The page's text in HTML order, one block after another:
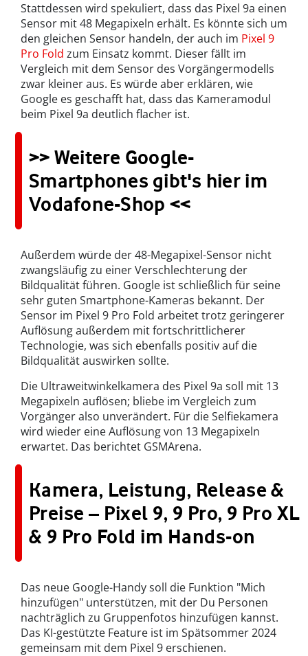
Stattdessen wird spekuliert, dass das Pixel 9a einen
Sensor mit 48 Megapixeln erhält. Es könnte sich um
den gleichen Sensor handeln, der auch im Pixel 9
Pro Fold zum Einsatz kommt. Dieser fällt im
Vergleich mit dem Sensor des Vorgängermodells
zwar kleiner aus. Es würde aber erklären, wie
Google es geschafft hat, dass das Kameramodul
beim Pixel 9a deutlich flacher ist.
>> Weitere Google-
Smartphones gibt's hier im
Vodafone-Shop <<
Außerdem würde der 48-Megapixel-Sensor nicht
zwangsläufig zu einer Verschlechterung der
Bildqualität führen. Google ist schließlich für seine
sehr guten Smartphone-Kameras bekannt. Der
Sensor im Pixel 9 Pro Fold arbeitet trotz geringerer
Auflösung außerdem mit fortschrittlicherer
Technologie, was sich ebenfalls positiv auf die
Bildqualität auswirken sollte.
Die Ultraweitwinkelkamera des Pixel 9a soll mit 13
Megapixeln auflösen; bliebe im Vergleich zum
Vorgänger also unverändert. Für die Selfiekamera
wird wieder eine Auflösung von 13 Megapixeln
erwartet. Das berichtet GSMArena.
Kamera, Leistung, Release &
Preise – Pixel 9, 9 Pro, 9 Pro XL
& 9 Pro Fold im Hands-on
Das neue Google-Handy soll die Funktion "Mich
hinzufügen" unterstützen, mit der Du Personen
nachträglich zu Gruppenfotos hinzufügen kannst.
Das KI-gestützte Feature ist im Spätsommer 2024
gemeinsam mit dem Pixel 9 erschienen.